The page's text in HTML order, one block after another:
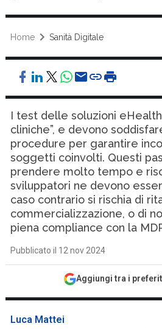
Home Sanità Digitale
I test delle soluzioni
cliniche”, e devono
procedure per garantire
soggetti coinvolti. Questi
prendere molto tempo e
sviluppatori ne devono
caso contrario si rischia di
commercializzazione, o di
piena compliance con la
Pubblicato il 12 nov 2024
Aggiungi tra i
Luca Mattei